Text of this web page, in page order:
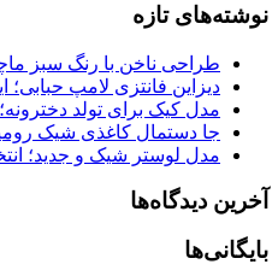
نوشته‌های تازه
طراحی ناخن با رنگ سبز
دیزاین فانتزی لامپ
مدل کیک برای تولد
جا دستمال کاغذی شیک
مدل لوستر شیک و جدید؛
آخرین دیدگاه‌ها
بایگانی‌ها